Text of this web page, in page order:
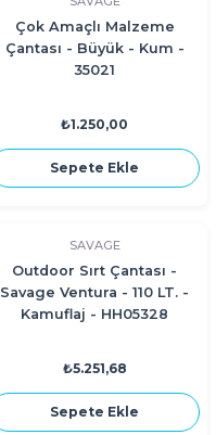
Çok Amaçlı Malzeme
Çantası - Büyük - Kum -
35021
₺1.250,00
Sepete Ekle
SAVAGE
Outdoor Sırt Çantası -
Savage Ventura - 110 LT. -
Kamuflaj - HH05328
₺5.251,68
Sepete Ekle